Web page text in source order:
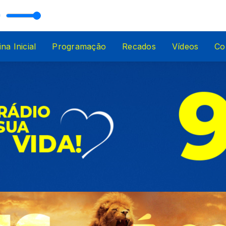
GOSPEL
Inicial Programação Recados Vídeos